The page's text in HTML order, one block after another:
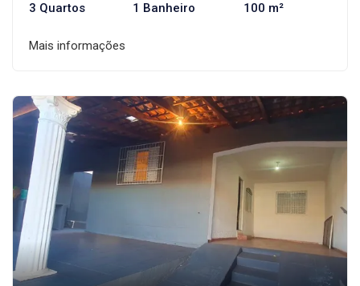
3 Quartos 1 Banheiro 100 m²
Mais informações